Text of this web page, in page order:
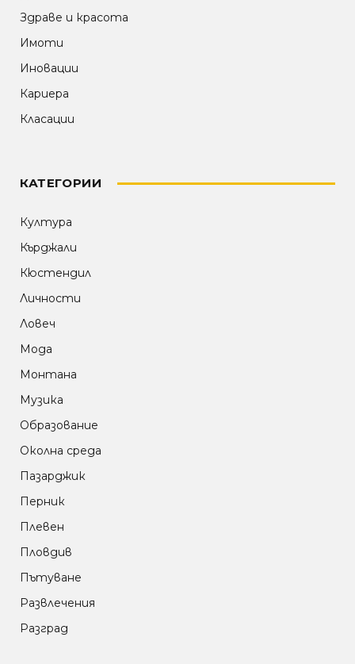
Здраве и красота
Имоти
Иновации
Кариера
Класации
КАТЕГОРИИ
Култура
Кърджали
Кюстендил
Личности
Ловеч
Мода
Монтана
Музика
Образование
Околна среда
Пазарджик
Перник
Плевен
Пловдив
Пътуване
Развлечения
Разград